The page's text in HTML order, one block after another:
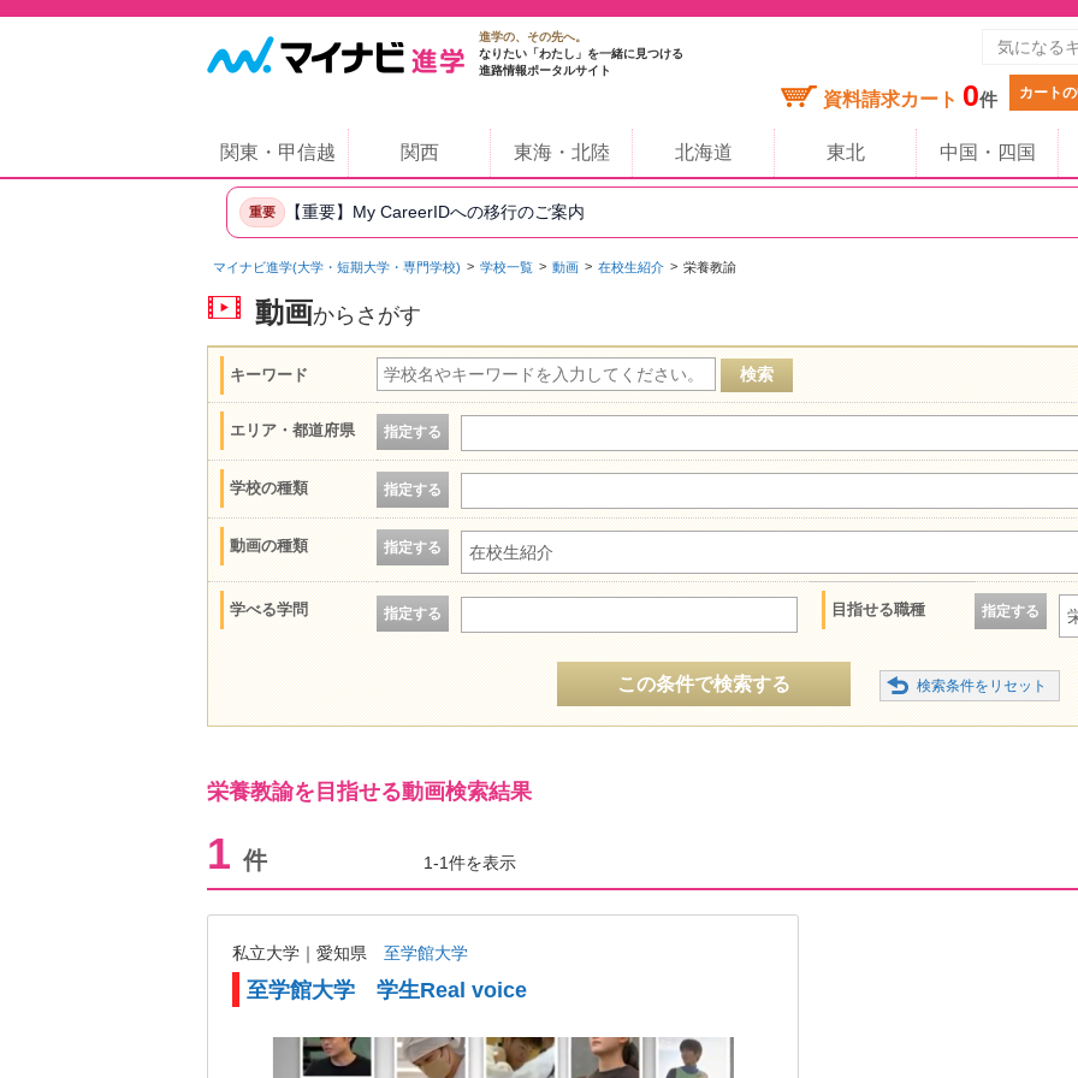
進学の、その先へ。
なりたい「わたし」を一緒に見つける
進路情報ポータルサイト
資料請求カート 0件 カート
関東・甲信越 関西 東海・北陸 北海道 東北 中国・四国
重要 【重要】My CareerIDへの移行のご案内
マイナビ進学(大学・短期大学・専門学校) 学校一覧 動画 在校生紹介 栄養教諭
動画からさがす
キーワード
エリア・都道府県 指定する
学校の種類 指定する
動画の種類 指定する 在校生紹介
学べる学問 指定する 目指せる職種 指定する
この条件で検索する
栄養教諭を目指せる動画検索結果
1 件 1-1件を表示
私立大学｜愛知県 至学館大学
至学館大学 学生Real voice